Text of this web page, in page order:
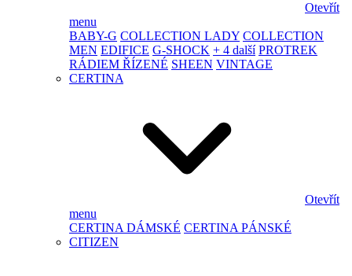
Otevřít
menu
BABY-G COLLECTION LADY COLLECTION
MEN EDIFICE G-SHOCK + 4 další PROTREK
RÁDIEM ŘÍZENÉ SHEEN VINTAGE
CERTINA
Otevřít
menu
CERTINA DÁMSKÉ CERTINA PÁNSKÉ
CITIZEN